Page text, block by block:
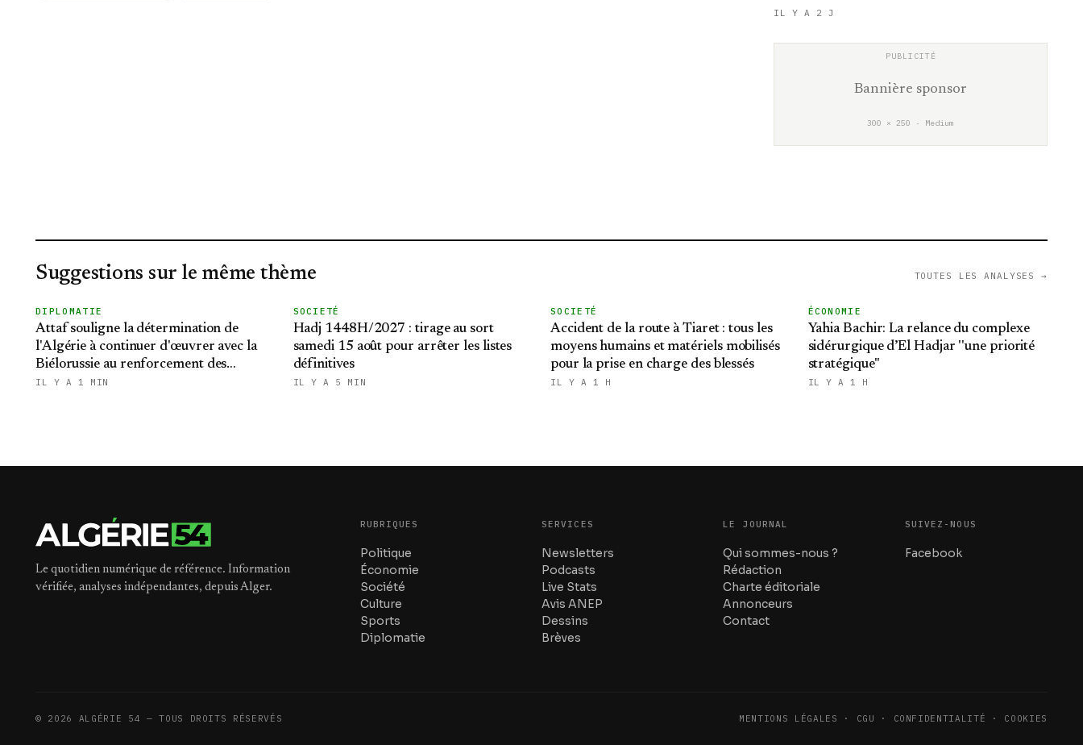
IL Y A 2 J
Bannière sponsor
300 × 250 · Medium
Suggestions sur le même thème TOUTES LES ANALYSES →
DIPLOMATIE
Attaf souligne la détermination de
l'Algérie à continuer d'œuvrer avec la
Biélorussie au renforcement des
relations bilatérales
IL Y A 1 MIN
SOCIETÉ
Hadj 1448H/2027 : tirage au sort
samedi 15 août pour arrêter les listes
définitives
IL Y A 5 MIN
SOCIETÉ
Accident de la route à Tiaret : tous les
moyens humains et matériels mobilisés
pour la prise en charge des blessés
IL Y A 1 H
ÉCONOMIE
Yahia Bachir: La relance du complexe
sidérurgique d’El Hadjar ''une priorité
stratégique''
IL Y A 1 H
Le quotidien numérique de référence. Information
vérifiée, analyses indépendantes, depuis Alger.
RUBRIQUES
Politique
Économie
Société
Culture
Sports
Diplomatie
SERVICES
Newsletters
Podcasts
Live Stats
Avis ANEP
Dessins
Brèves
LE JOURNAL
Qui sommes-nous ?
Rédaction
Charte éditoriale
Annonceurs
Contact
SUIVEZ-NOUS
Facebook
© 2026 ALGÉRIE 54 — TOUS DROITS RÉSERVÉS MENTIONS LÉGALES · CGU · CONFIDENTIALITÉ · COOKIES